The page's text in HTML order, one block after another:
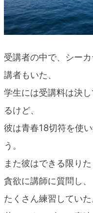
受講者の中で、シー
講者もいた、
学生には受講料は決
るけど、
彼は青春18切符を使
う。
また彼はできる限り
貪欲に講師に質問し、
たくさん練習していた